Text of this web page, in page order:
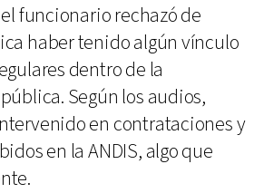
funcionario rechazó de
haber tenido algún vínculo
dentro de la
Según los audios,
en contrataciones y
en la ANDIS, algo que